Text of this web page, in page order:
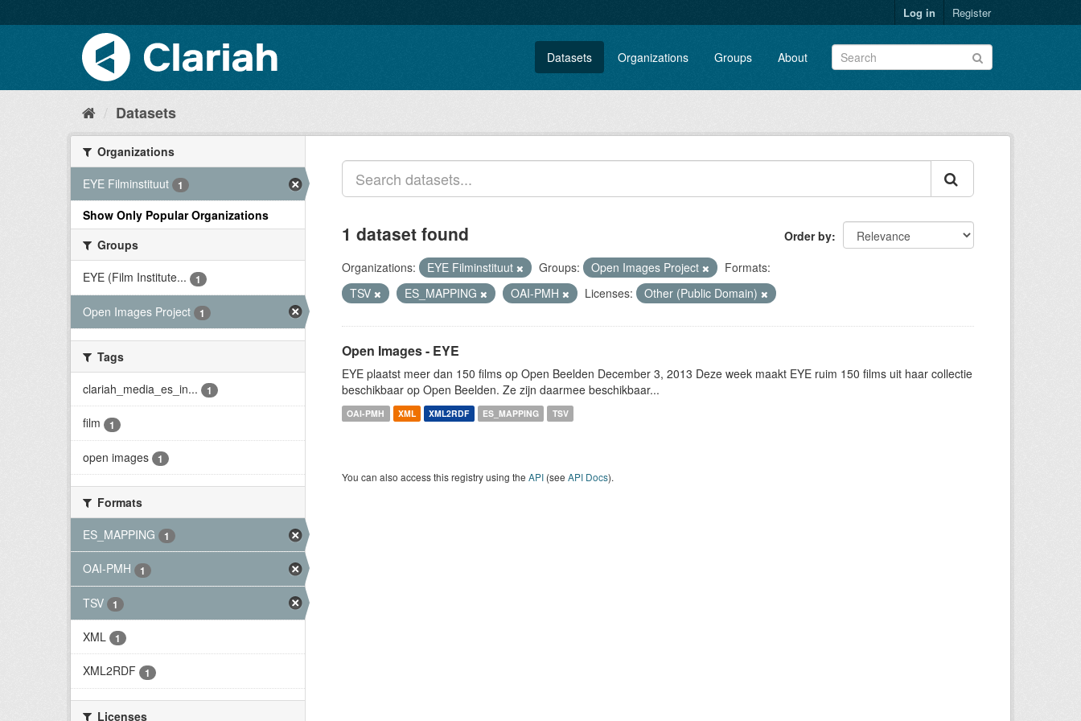
Log in Register
Datasets Organizations Groups About
Datasets
Organizations
EYE Filminstituut
1
Show Only Popular Organizations
Groups
EYE (Film Institute...
1
Open Images Project 1
Tags
clariah_media_es_in...
1
film 1
open images 1
Formats
ES_MAPPING
1
OAI-PMH 1
TSV 1
XML 1
XML2RDF 1
Licenses
Order by
1 dataset found
Organizations: EYE Filminstituut Groups: Open Images Project
Formats:
TSV
ES_MAPPING OAI-PMH Licenses: Other (Public Domain)
Open Images - EYE
EYE plaatst meer dan 150 films op Open Beelden December 3, 2013 Deze week maakt EYE ruim 150 films uit haar collectie
beschikbaar op Open Beelden. Ze zijn daarmee beschikbaar...
OAI-PMH XML XML2RDF ES_MAPPING TSV
You can also access this registry using the API (see API Docs).